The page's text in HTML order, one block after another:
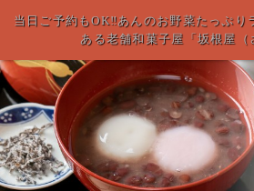
当日ご予約もOK‼あんのお野菜たっぷり
ある老舗和菓子屋「坂根屋（